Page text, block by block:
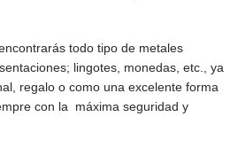
encontrarás todo tipo de metales
lingotes, monedas, etc., ya
regalo o como una excelente forma
con la máxima seguridad y